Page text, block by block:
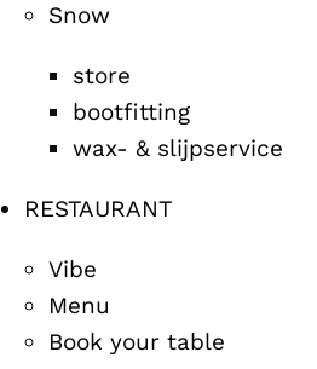
Snow
store
bootfitting
wax- & slijpservice
RESTAURANT
Vibe
Menu
Book your table